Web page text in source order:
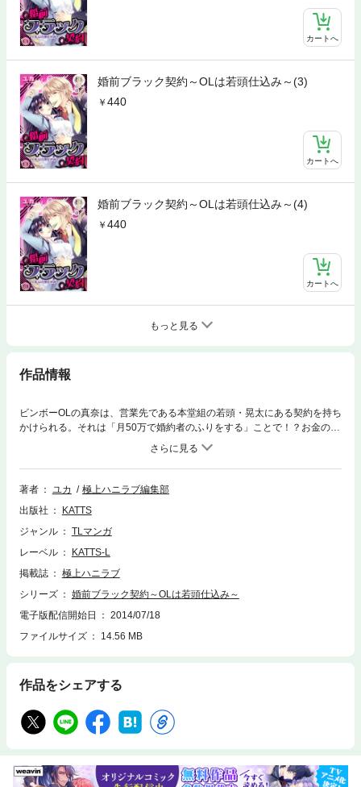
カートへ
婚前ブラック契約～OLは若頭仕込み～(3)
440
カートへ
婚前ブラック契約～OLは若頭仕込み～(4)
440
カートへ
もっと見る
作品情報
ビンボーOLの真奈は、営業先である本堂組の若頭・晃太にある契約を持ち
かけられる。それは「月50万で婚約者のふりをする」ことで！？お金のた
めに契約を受け入れる真奈だったが、実はこの契約「夜の営み」も込みだ
った！！そんなの絶対イヤ…なのに任侠オオカミの濃厚な愛撫にトロけ
て…。たかぶるオスで婚前教育されたカラダは、もう逆らえない！？
著者
ユカ
極上ハニラブ編集部
出版社
KATTS
ジャンル
TLマンガ
レーベル
KATTS-L
掲載誌
極上ハニラブ
シリーズ
婚前ブラック契約～OLは若頭仕込み～
電子版配信開始日
2014/07/18
ファイルサイズ
14.56 MB
作品をシェアする